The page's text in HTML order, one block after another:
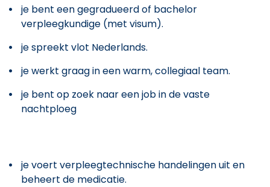
je bent een gegradueerd of bachelor
verpleegkundige (met visum).
je spreekt vlot Nederlands.
je werkt graag in een warm, collegiaal team.
je bent op zoek naar een job in de vaste
nachtploeg
je voert verpleegtechnische handelingen uit en
beheert de medicatie.